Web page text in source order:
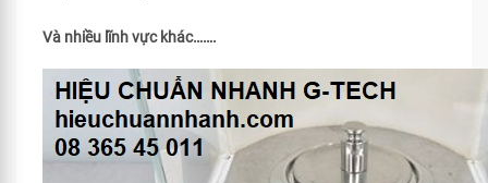
Và nhiều lĩnh vực khác…….